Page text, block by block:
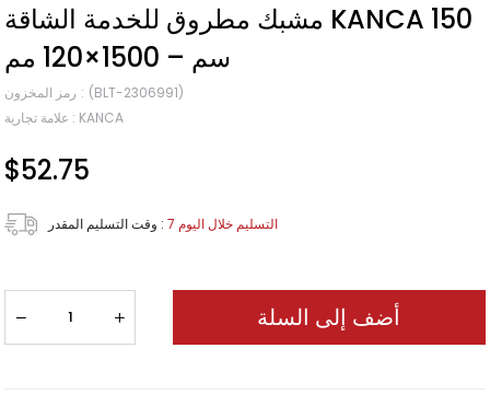
مشبك مطروق للخدمة الشاقة KANCA 150
سم – 1500×120 مم
رمز المخزون
(BLT-2306991)
علامة تجارية : KANCA
$52.75
وقت التسليم المقدر : 7 التسليم خلال اليوم